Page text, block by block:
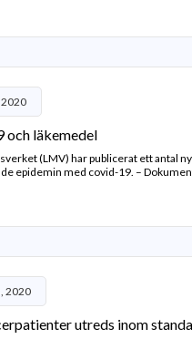
2020
och läkemedel
(LMV) har publicerat ett antal
epidemin med covid-19. –
2020
utreds inom